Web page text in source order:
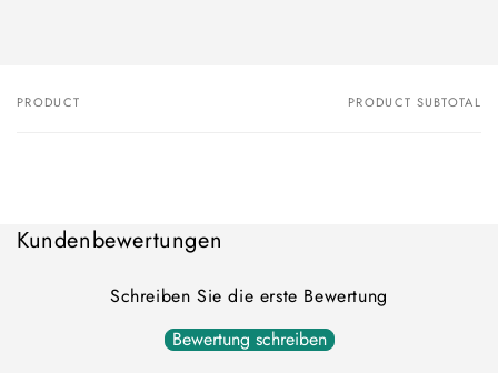
Your
PRODUCT PRODUCT SUBTOTAL
Kundenbewertungen
Schreiben Sie die erste Bewertung
Bewertung schreiben